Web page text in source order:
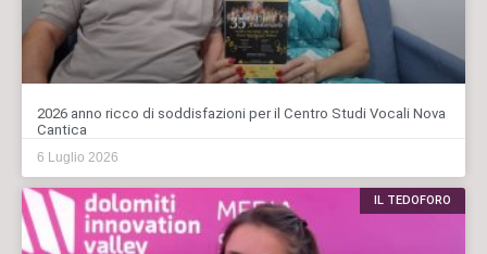
2026 anno ricco di soddisfazioni per il Centro Studi Vocali Nova
Cantica
6 Luglio 2026
IL TEDOFORO